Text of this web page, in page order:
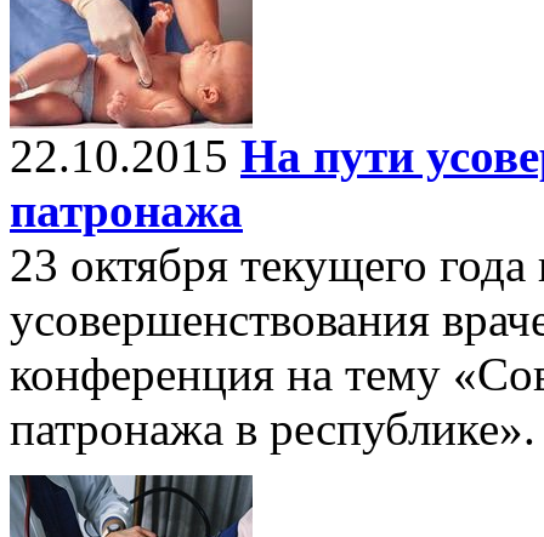
22.10.2015 На пути
патронажа
23 октября текущего
усовершенствования
конференция на тему
патронажа в республике».